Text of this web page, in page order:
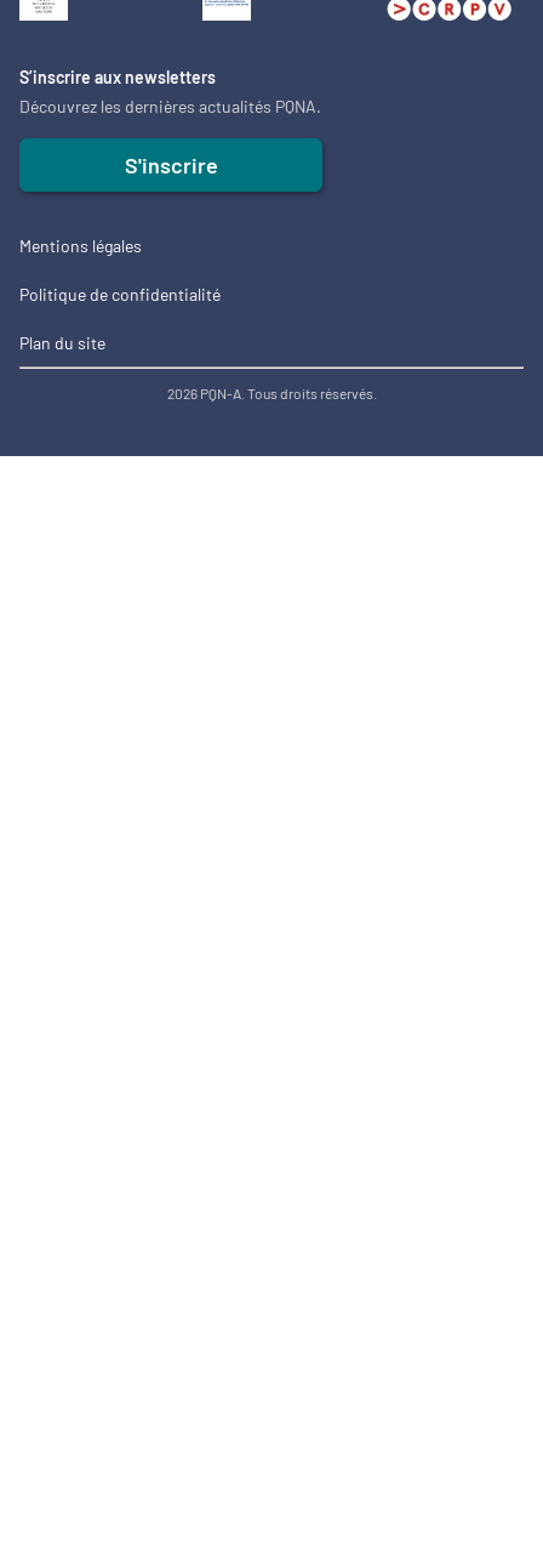
S’inscrire aux newsletters
Découvrez les dernières actualités PQNA.
S'inscrire
Mentions légales
Politique de confidentialité
Plan du site
2026 PQN-A. Tous droits réservés.